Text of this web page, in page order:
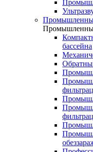
бассейна